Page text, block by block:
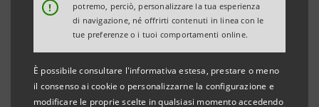
!
potremo, perciò, personalizzare la tua esperienza
di navigazione, né offrirti contenuti in linea con le
tue preferenze o i tuoi comportamenti online.
È possibile consultare l'informativa estesa, prestare o meno
il consenso ai cookie o personalizzarne la configurazione e
modificare le proprie scelte in qualsiasi momento accedendo
assicurativa
Nuove esperienze interattive e coinvolgenti
Torino centro di promozione della cultura
finanziaria e della protezione